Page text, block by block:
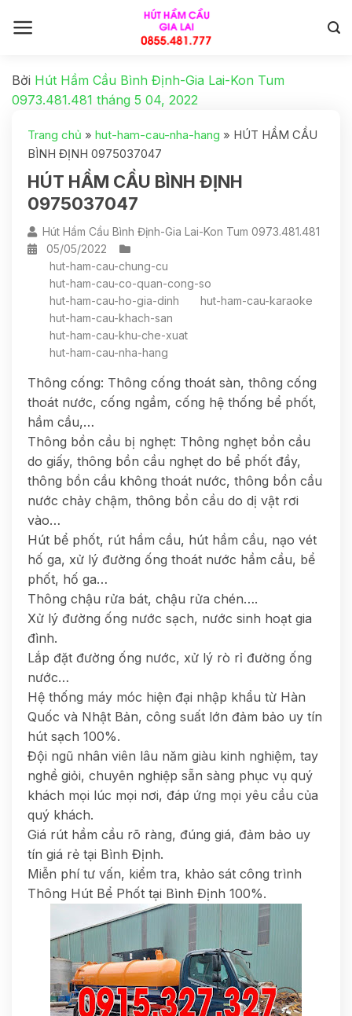
Bởi Hút Hầm Cầu Bình Định-Gia Lai-Kon Tum
0973.481.481 tháng 5 04, 2022
Trang chủ » hut-ham-cau-nha-hang » HÚT HẦM CẦU
BÌNH ĐỊNH 0975037047
HÚT HẦM CẦU BÌNH ĐỊNH
0975037047
Hút Hầm Cầu Bình Định-Gia Lai-Kon Tum 0973.481.481
05/05/2022
hut-ham-cau-chung-cu
hut-ham-cau-co-quan-cong-so
hut-ham-cau-ho-gia-dinh
hut-ham-cau-karaoke
hut-ham-cau-khach-san
hut-ham-cau-khu-che-xuat
hut-ham-cau-nha-hang
Thông cống: Thông cống thoát sàn, thông cống
thoát nước, cống ngầm, cống hệ thống bể phốt,
hầm cầu,…
Thông bồn cầu bị nghẹt: Thông nghẹt bồn cầu
do giấy, thông bồn cầu nghẹt do bể phốt đầy,
thông bồn cầu không thoát nước, thông bồn cầu
nước chảy chậm, thông bồn cầu do dị vật rơi
vào…
Hút bể phốt, rút hầm cầu, hút hầm cầu, nạo vét
hố ga, xử lý đường ống thoát nước hầm cầu, bể
phốt, hố ga…
Thông chậu rửa bát, chậu rửa chén….
Xử lý đường ống nước sạch, nước sinh hoạt gia
đình.
Lắp đặt đường ống nước, xử lý rò rỉ đường ống
nước…
Hệ thống máy móc hiện đại nhập khẩu từ Hàn
Quốc và Nhật Bản, công suất lớn đảm bảo uy tín
hút sạch 100%.
Đội ngũ nhân viên lâu năm giàu kinh nghiệm, tay
nghề giỏi, chuyên nghiệp sẵn sàng phục vụ quý
khách mọi lúc mọi nơi, đáp ứng mọi yêu cầu của
quý khách.
Giá rút hầm cầu rõ ràng, đúng giá, đảm bảo uy
tín giá rẻ tại Bình Định.
Miễn phí tư vấn, kiểm tra, khảo sát công trình
Thông Hút Bể Phốt tại Bình Định 100%.